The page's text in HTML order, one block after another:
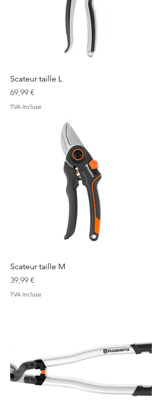
Scateur taille L
Prix
69,99 €
TVA Incluse
Scateur taille M
Prix
39,99 €
TVA Incluse